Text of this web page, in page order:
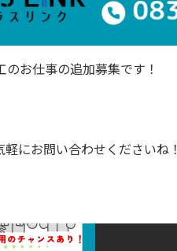
お仕事の追加募集です！
にお問い合わせくださいね！